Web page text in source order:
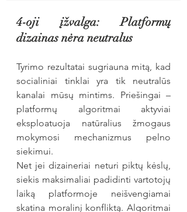
4-oji įžvalga: Platformų
dizainas nėra neutralus
Tyrimo rezultatai sugriauna mitą, kad
socialiniai tinklai yra tik neutralūs
kanalai mūsų mintims. Priešingai –
platformų algoritmai aktyviai
eksploatuoja natūralius žmogaus
mokymosi mechanizmus pelno
siekimui.
Net jei dizaineriai neturi piktų kėslų,
siekis maksimaliai padidinti vartotojų
laiką platformoje neišvengiamai
skatina moralinį konfliktą. Algoritmai